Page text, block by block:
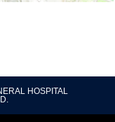
HOSPITAL